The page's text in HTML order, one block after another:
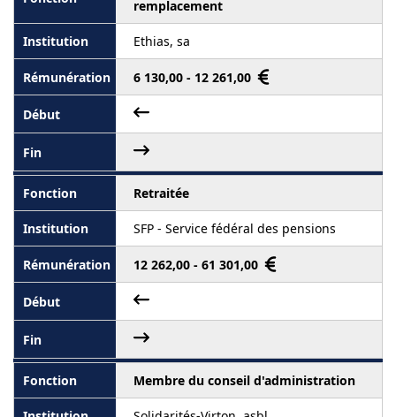
remplacement
Ethias, sa
6 130,00 - 12 261,00
Retraitée
SFP - Service fédéral des pensions
12 262,00 - 61 301,00
Membre du conseil d'administration